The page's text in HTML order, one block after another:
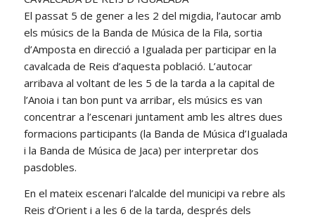
El passat 5 de gener a les 2 del migdia, l’autocar amb
els músics de la Banda de Música de la Fila, sortia
d’Amposta en direcció a Igualada per participar en la
cavalcada de Reis d’aquesta població. L’autocar
arribava al voltant de les 5 de la tarda a la capital de
l’Anoia i tan bon punt va arribar, els músics es van
concentrar a l’escenari juntament amb les altres dues
formacions participants (la Banda de Música d’Igualada
i la Banda de Música de Jaca) per interpretar dos
pasdobles.
En el mateix escenari l’alcalde del municipi va rebre als
Reis d’Orient i a les 6 de la tarda, després dels